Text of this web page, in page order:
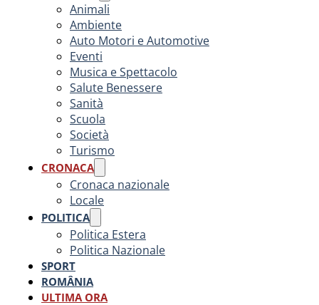
Animali
Ambiente
Auto Motori e Automotive
Eventi
Musica e Spettacolo
Salute Benessere
Sanità
Scuola
Società
Turismo
CRONACA
Cronaca nazionale
Locale
POLITICA
Politica Estera
Politica Nazionale
SPORT
ROMÂNIA
ULTIMA ORA